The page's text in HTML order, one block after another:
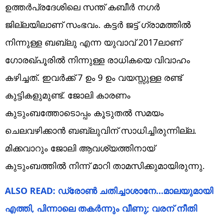
ഉത്തർപ്രദേശിലെ സന്ത് കബീർ നഗർ
ജില്ലയിലാണ് സംഭവം. കട്ടർ ജട്ട് ഗ്രാമത്തിൽ
നിന്നുള്ള ബബ്ലു എന്ന യുവാവ് 2017ലാണ്
ഗോരഖ്പൂരിൽ നിന്നുള്ള രാധികയെ വിവാഹം
കഴിച്ചത്. ഇവർക്ക് 7 ഉം 9 ഉം വയസ്സുള്ള രണ്ട്
കുട്ടികളുമുണ്ട്. ജോലി കാരണം
കുടുംബത്തോടൊപ്പം കൂടുതൽ സമയം
ചെലവഴിക്കാൻ ബബ്ലുവിന് സാധിച്ചിരുന്നില്ല.
മിക്കവാറും ജോലി ആവശ്യത്തിനായ്
കുടുംബത്തിൽ നിന്ന് മാറി താമസിക്കുമായിരുന്നു.
ALSO READ: ഡ്രോൺ ചതിച്ചാശാനേ…മാലയുമായി
എത്തി, പിന്നാലെ തകർന്നും വീണു; വരന് നീതി